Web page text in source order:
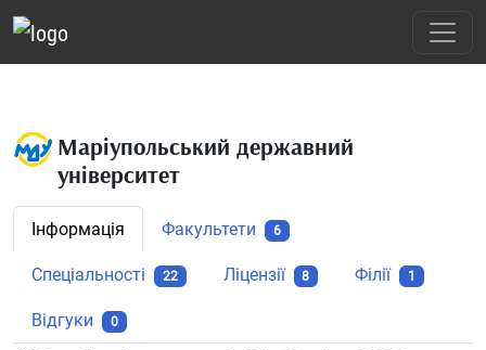
Маріупольський державний
університет
Інформація Факультети 6
Спеціальності 22 Ліцензії 8 Філії 1
Відгуки 0